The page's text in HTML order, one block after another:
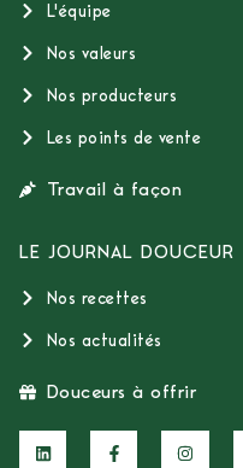
L'équipe
Nos valeurs
Nos producteurs
Les points de vente
Travail à façon
LE JOURNAL DOUCEUR
Nos recettes
Nos actualités
Douceurs à offrir